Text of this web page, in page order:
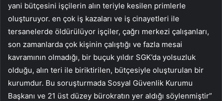
yani bütçesini işçilerin alın teriyle kesilen primlerle
oluşturuyor. en çok iş kazaları ve iş cinayetleri ile
tersanelerde öldürülüyor işçiler, çağrı merkezi çalışanları,
son zamanlarda çok kişinin çalıştığı ve fazla mesai
kavramının olmadığı, bir buçuk yıldır SGK’da yolsuzluk
olduğu, alın teri ile biriktirilen, bütçesiyle oluşturulan bir
kurumdur. Bu soruşturmada Sosyal Güvenlik Kurumu
Başkanı ve 21 üst düzey bürokratın yer aldığı söylenmiştir”